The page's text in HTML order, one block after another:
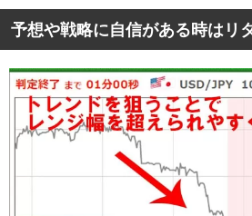
予想や戦略に自信がある時はリ